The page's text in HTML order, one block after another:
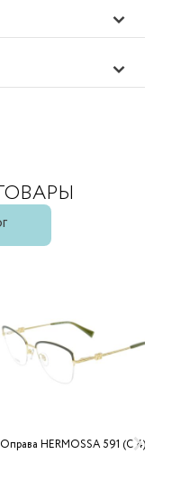
Оправа HERMOSSA 591 (C 4)